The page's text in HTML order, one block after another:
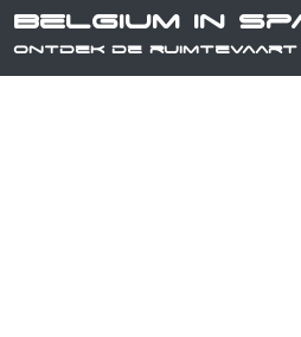
Belgium in
Ontdek de ruimtevaart